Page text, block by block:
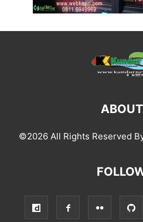
©2026 All Rights Reserved